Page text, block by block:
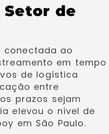
Setor de
conectada ao
em tempo
de logística
entre
prazos sejam
elevou o nível de
em São Paulo.